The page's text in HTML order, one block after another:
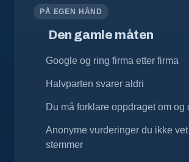
PÅ EGEN HÅND
Den gamle måten
Google og ring firma etter firma
Halvparten svarer aldri
Du må forklare oppdraget om og
Anonyme vurderinger du ikke
stemmer